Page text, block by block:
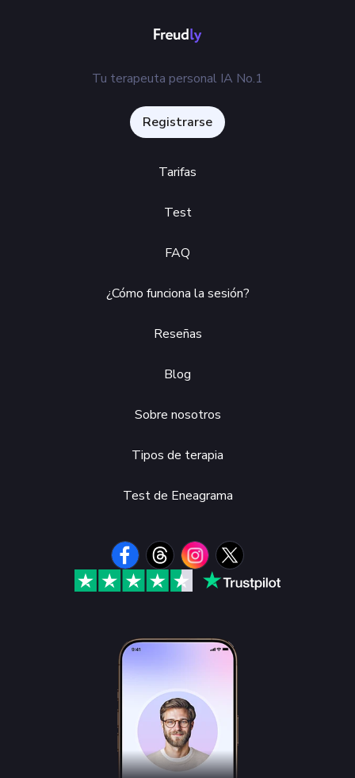
Tu terapeuta personal IA No.1
Registrarse
Tarifas
Test
FAQ
¿Cómo funciona la sesión?
Reseñas
Blog
Sobre nosotros
Tipos de terapia
Test de Eneagrama